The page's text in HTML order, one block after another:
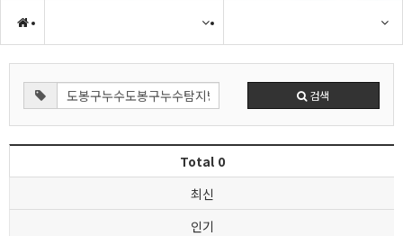
검색
Total 0
최신
인기